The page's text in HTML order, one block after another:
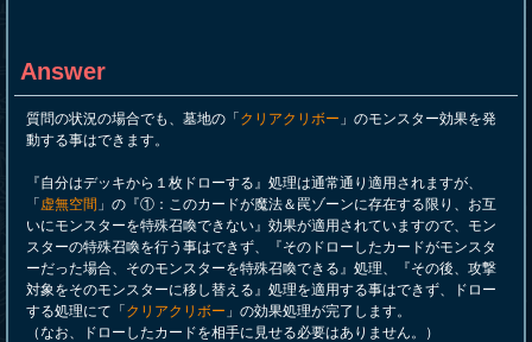
Answer
質問の状況の場合でも、墓地の「 クリアクリボー 」のモンスター効果を発
動する事はできます。
『自分はデッキから１枚ドローする』処理は通常通り適用されますが、
「 虚無空間 」の『①：このカードが魔法＆罠ゾーンに存在する限り、お互
いにモンスターを特殊召喚できない』効果が適用されていますので、モン
スターの特殊召喚を行う事はできず、『そのドローしたカードがモンスタ
ーだった場合、そのモンスターを特殊召喚できる』処理、『その後、攻撃
対象をそのモンスターに移し替える』処理を適用する事はできず、ドロー
する処理にて「 クリアクリボー 」の効果処理が完了します。
（なお、ドローしたカードを相手に見せる必要はありません。）